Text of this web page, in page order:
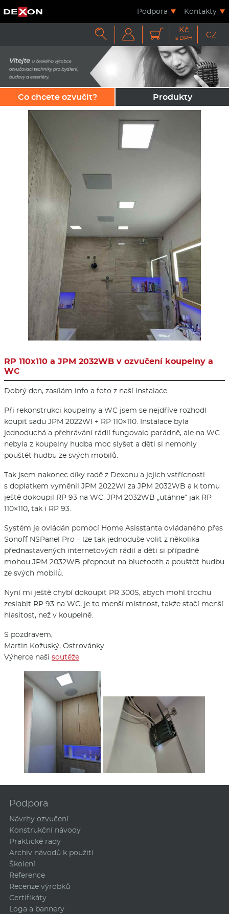
Podpora Kontakty
   Kč
s DPH CZ
Co chcete ozvučit? Produkty
RP 110x110 a JPM 2032WB v ozvučení koupelny a
WC
Dobrý den, zasílám info a foto z naší instalace.
Při rekonstrukci koupelny a WC jsem se nejdříve rozhodl
koupit sadu JPM 2022WI + RP 110×110. Instalace byla
jednoduchá a přehrávání rádií fungovalo parádně, ale na WC
nebyla z koupelny hudba moc slyšet a děti si nemohly
pouštět hudbu ze svých mobilů.
Tak jsem nakonec díky radě z Dexonu a jejich vstřícnosti
s doplatkem vyměnil JPM 2022WI za JPM 2032WB a k tomu
ještě dokoupil RP 93 na WC. JPM 2032WB „utáhne“ jak RP
110×110, tak i RP 93.
Systém je ovládán pomocí Home Asisstanta ovládaného přes
Sonoff NSPanel Pro – lze tak jednoduše volit z několika
přednastavených internetových rádií a děti si případně
mohou JPM 2032WB přepnout na bluetooth a pouštět hudbu
ze svých mobilů.
Nyní mi ještě chybí dokoupit PR 300S, abych mohl trochu
zeslabit RP 93 na WC, je to menší místnost, takže stačí menší
hlasitost, než v koupelně.
S pozdravem,
Martin Kožuský, Ostrovánky
Výherce naši soutěže
Podpora
Návrhy ozvučení
Konstrukční návody
Praktické rady
Archiv návodů k použití
Školení
Reference
Recenze výrobků
Certifikáty
Loga a bannery